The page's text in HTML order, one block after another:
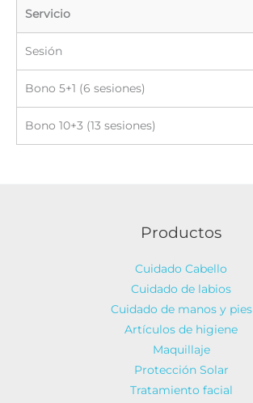
Servicio
Sesión
Bono 5+1 (6 sesiones)
Bono 10+3 (13 sesiones)
Productos
Cuidado Cabello
Cuidado de labios
Cuidado de manos y pies
Artículos de higiene
Maquillaje
Protección Solar
Tratamiento facial